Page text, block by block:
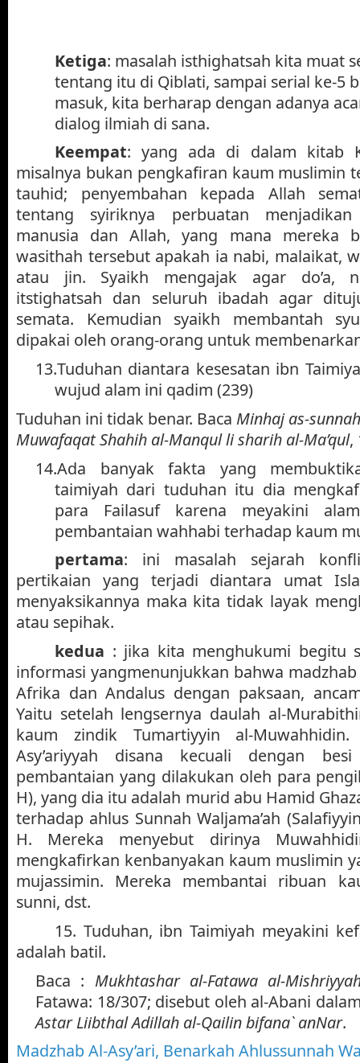
Ketiga: masalah isthighatsah kita muat
tentang itu di Qiblati, sampai serial ke-5
masuk, kita berharap dengan adanya
dialog ilmiah di sana.
Keempat: yang ada di dalam kitab
misalnya bukan pengkafiran kaum muslimin
tauhid; penyembahan kepada Allah
tentang syiriknya perbuatan
manusia dan Allah, yang mana mereka
wasithah tersebut apakah ia nabi, malaikat,
atau jin. Syaikh mengajak agar do’a,
itstighatsah dan seluruh ibadah agar
semata. Kemudian syaikh membantah
dipakai oleh orang-orang untuk
13.Tuduhan diantara kesesatan ibn
wujud alam ini qadim (239)
Tuduhan ini tidak benar. Baca Minhaj as-sunnah
Muwafaqat Shahih al-Manqul li sharih al-Ma’qul,
14.Ada banyak fakta yang
taimiyah dari tuduhan itu dia
para Failasuf karena meyakini
pembantaian wahhabi terhadap kaum
pertama: ini masalah sejarah
pertikaian yang terjadi diantara umat
menyaksikannya maka kita tidak layak
atau sepihak.
kedua : jika kita menghukumi begitu
informasi yangmenunjukkan bahwa madzhab
Afrika dan Andalus dengan paksaan,
Yaitu setelah lengsernya daulah al-
kaum zindik Tumartiyyin al-
Asy’ariyyah disana kecuali dengan
pembantaian yang dilakukan oleh para
H), yang dia itu adalah murid abu Hamid
terhadap ahlus Sunnah Waljama’ah
H. Mereka menyebut dirinya
mengkafirkan kenbanyakan kaum muslimin
mujassimin. Mereka membantai ribuan
sunni, dst.
15. Tuduhan, ibn Taimiyah meyakini
adalah batil.
Baca : Mukhtashar al-Fatawa al-
Fatawa: 18/307; disebut oleh al-Abani
Astar Liibthal Adillah al-Qailin bifana` anNar.
Madzhab Al-Asy’ari, Benarkah Ahlussunnah